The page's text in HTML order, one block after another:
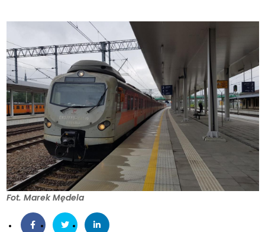
Fot. Marek Mędela
c
ą
g
i
m
i
ę
d
z
y
a